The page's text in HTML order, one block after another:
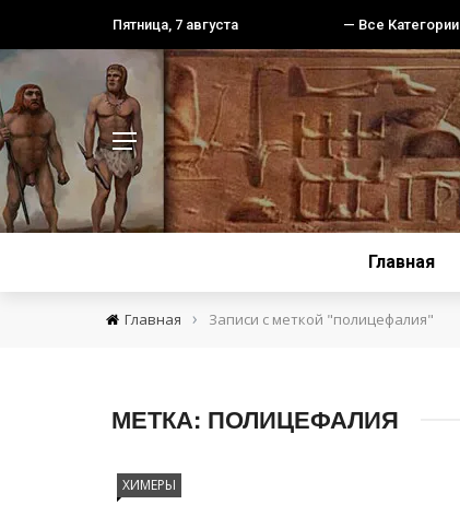
Пятница, 7 августа — Все Категории
Главная
Главная › Записи с меткой "полицефалия"
МЕТКА: ПОЛИЦЕФАЛИЯ
ХИМЕРЫ